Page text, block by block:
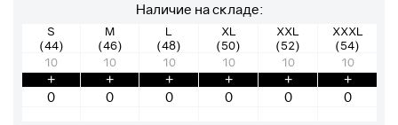
Наличие на складе:
S
(44)
M
(46)
L
(48)
XL
(50)
XXL
(52)
XXXL
(54)
10
+
10
+
10
+
10
+
10
+
10
+